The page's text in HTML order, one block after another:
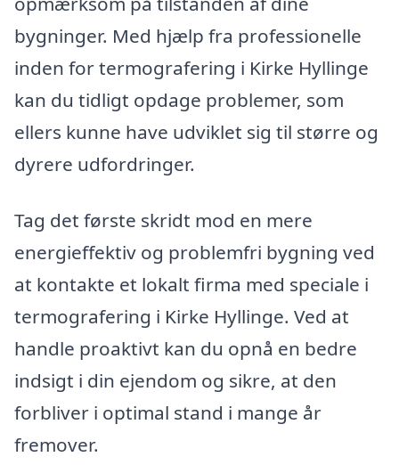
bygninger. Med hjælp fra professionelle
inden for termografering i Kirke Hyllinge
kan du tidligt opdage problemer, som
ellers kunne have udviklet sig til større og
dyrere udfordringer.
Tag det første skridt mod en mere
energieffektiv og problemfri bygning ved
at kontakte et lokalt firma med speciale i
termografering i Kirke Hyllinge. Ved at
handle proaktivt kan du opnå en bedre
indsigt i din ejendom og sikre, at den
forbliver i optimal stand i mange år
fremover.